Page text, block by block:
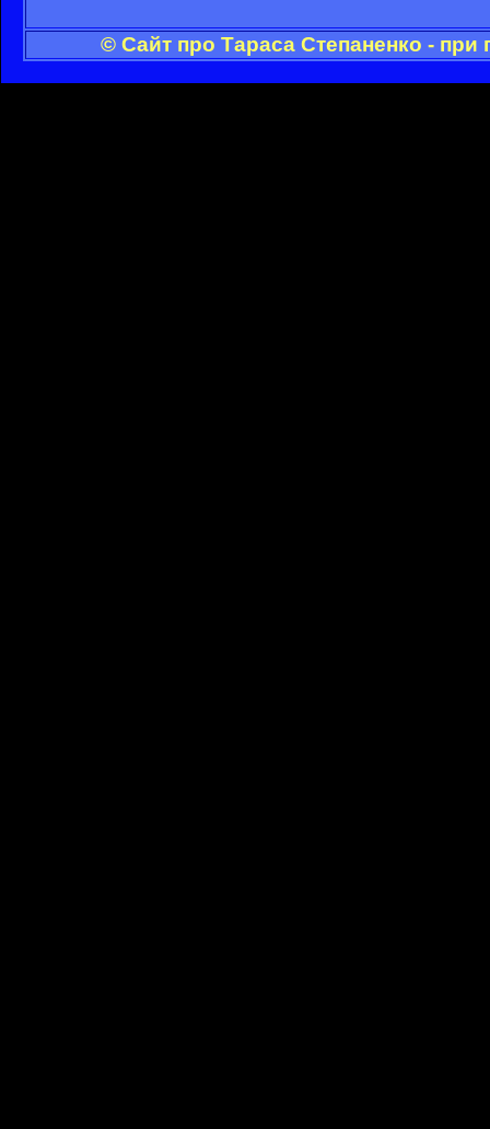
© Сайт про Тараса Степаненко -